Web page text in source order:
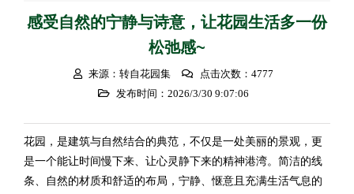
感受自然的宁静与诗意，让花园生活多一份
松弛感~
来源：转自花园集
点击次数：4777
发布时间：2026/3/30 9:07:06
花园，是建筑与自然结合的典范，不仅是一处美丽的景观，更
是一个能让时间慢下来、让心灵静下来的精神港湾。简洁的线
条、自然的材质和舒适的布局，宁静、惬意且充满生活气息的